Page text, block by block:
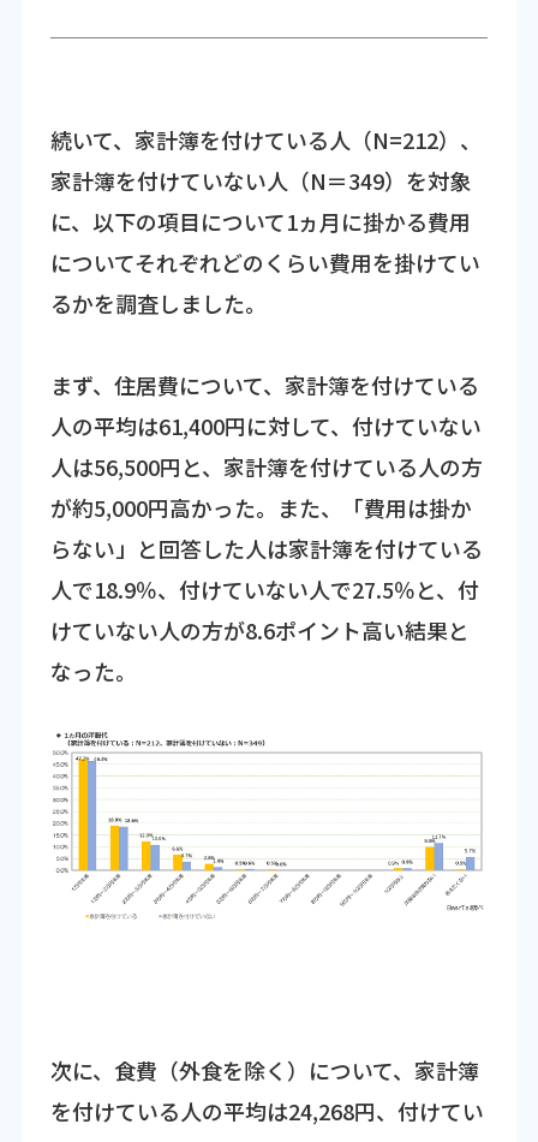
続いて、家計簿を付けている人（N=212）、
家計簿を付けていない人（N＝349）を対象
に、以下の項目について1ヵ月に掛かる費用
についてそれぞれどのくらい費用を掛けてい
るかを調査しました。
まず、住居費について、家計簿を付けている
人の平均は61,400円に対して、付けていない
人は56,500円と、家計簿を付けている人の方
が約5,000円高かった。また、「費用は掛か
らない」と回答した人は家計簿を付けている
人で18.9％、付けていない人で27.5％と、付
けていない人の方が8.6ポイント高い結果と
なった。
次に、食費（外食を除く）について、家計簿
を付けている人の平均は24,268円、付けてい